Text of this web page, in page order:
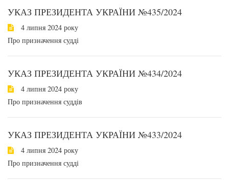
УКАЗ ПРЕЗИДЕНТА УКРАЇНИ №435/2024
4 липня 2024 року
Про призначення судді
УКАЗ ПРЕЗИДЕНТА УКРАЇНИ №434/2024
4 липня 2024 року
Про призначення суддів
УКАЗ ПРЕЗИДЕНТА УКРАЇНИ №433/2024
4 липня 2024 року
Про призначення судді